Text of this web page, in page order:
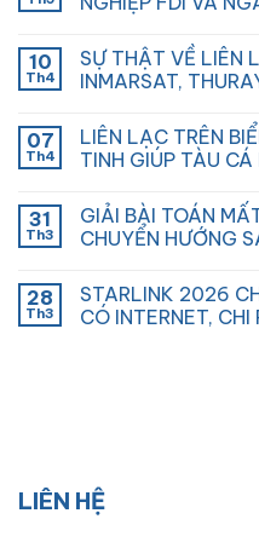
10
Th4
SỰ THẬT VỀ LIÊN
INMARSAT,
07
Th4
LIÊN LẠC TRÊN
TINH GIÚP TÀU
31
Th3
GIẢI BÀI TOÁN
CHUYỂN HƯỚNG
28
Th3
STARLINK 2026
CÓ INTERNET,
LIÊN HỆ